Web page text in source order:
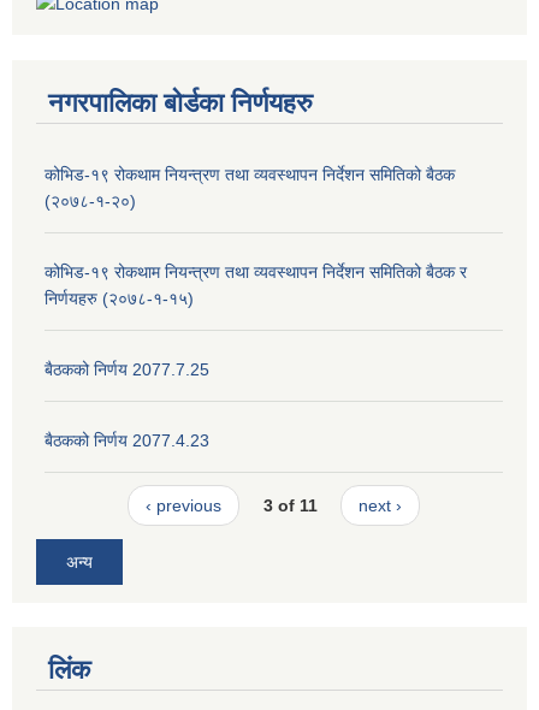
नगरपालिका बोर्डका निर्णयहरु
कोभिड-१९ रोकथाम नियन्त्रण तथा व्यवस्थापन निर्देशन समितिको बैठक
(२०७८-१-२०)
कोभिड-१९ रोकथाम नियन्त्रण तथा व्यवस्थापन निर्देशन समितिको बैठक र
निर्णयहरु (२०७८-१-१५)
बैठकको निर्णय 2077.7.25
बैठकको निर्णय 2077.4.23
‹ previous 3 of 11 next ›
अन्य
लिंक